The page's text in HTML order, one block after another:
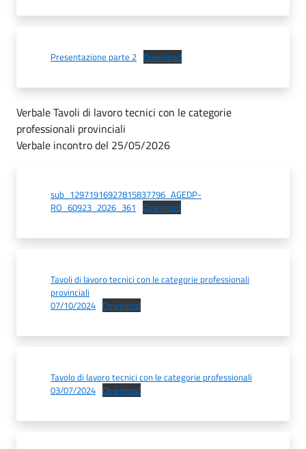
Presentazione parte 2 Download
Verbale Tavoli di lavoro tecnici con le categorie
professionali provinciali
Verbale incontro del 25/05/2026
sub_12971916927815837796_AGEDP-
RO_60923_2026_361
Download
Tavoli di lavoro tecnici con le categorie professionali
provinciali
07/10/2024 Download
Tavolo di lavoro tecnici con le categorie professionali
03/07/2024 Download